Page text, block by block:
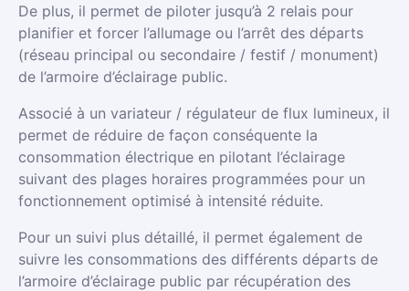
De plus, il permet de piloter jusqu’à 2 relais pour
planifier et forcer l’allumage ou l’arrêt des départs
(réseau principal ou secondaire / festif / monument)
de l’armoire d’éclairage public.
Associé à un variateur / régulateur de flux lumineux, il
permet de réduire de façon conséquente la
consommation électrique en pilotant l’éclairage
suivant des plages horaires programmées pour un
fonctionnement optimisé à intensité réduite.
Pour un suivi plus détaillé, il permet également de
suivre les consommations des différents départs de
l’armoire d’éclairage public par récupération des